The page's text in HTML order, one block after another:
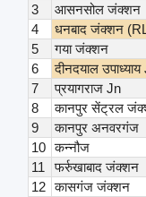
3
आसनसोल जंक्शन
4
धनबाद जंक्शन
5
गया जंक्शन
6
दीनदयाल
7
प्रयागराज Jn
8
कानपुर सेंट्रल
9
कानपुर अनवरगंज
10 कन्नौज
11
फर्रुखाबाद जंक्शन
12 कासगंज जंक्शन